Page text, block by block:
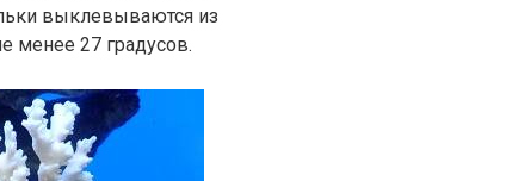
выклевываются из
менее 27 градусов.